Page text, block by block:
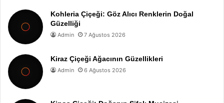
Kohleria Çiçeği: Göz Alıcı Renklerin Doğal
Güzelliği
Admin 7 Ağustos 2026
Kiraz Çiçeği Ağacının Güzellikleri
Admin 6 Ağustos 2026